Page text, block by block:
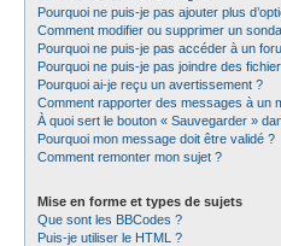
Pourquoi ne puis-je pas ajouter plus
Comment modifier ou supprimer un
Pourquoi ne puis-je pas accéder à un
Pourquoi ne puis-je pas joindre des
Pourquoi ai-je reçu un avertissement ?
Comment rapporter des messages à un
À quoi sert le bouton « Sauvegarder »
Pourquoi mon message doit être validé ?
Comment remonter mon sujet ?
Mise en forme et types de sujets
Que sont les BBCodes ?
Puis-je utiliser le HTML ?